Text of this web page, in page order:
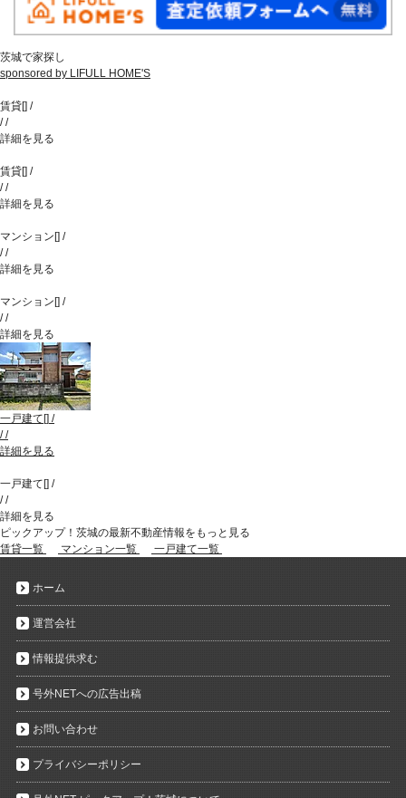
茨城で家探し
sponsored by LIFULL HOME'S
賃貸[] /
//
詳細を見る
賃貸[] /
//
詳細を見る
マンション [] /
//
詳細を見る
マンション [] /
//
詳細を見る
一戸建て [] /
//
詳細を見る
一戸建て [] /
//
詳細を見る
ピックアップ！茨城の最新不動産情報をもっと見る
賃貸一覧
マンション一覧 一戸建て一覧
ホーム
運営会社
情報提供求む
号外NETへの広告出稿
お問い合わせ
プライバシーポリシー